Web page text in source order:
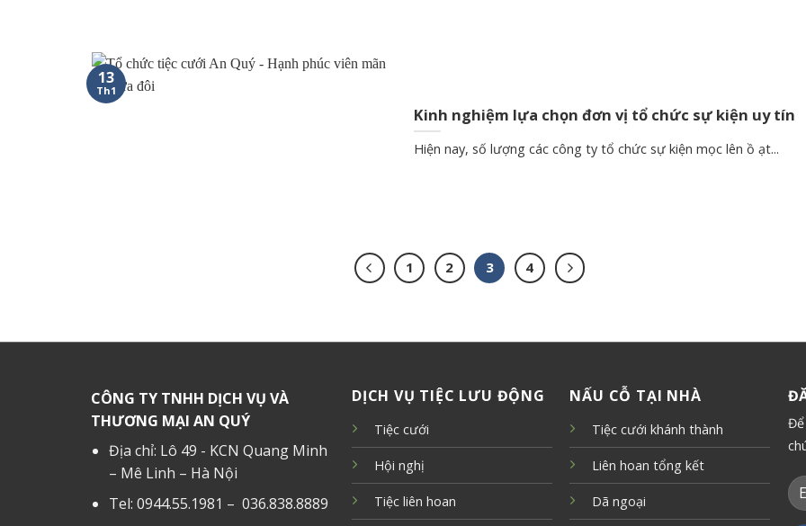
Kinh nghiệm lựa chọn đơn vị tổ chức sự kiện uy tín
Hiện nay, số lượng các công ty tổ chức sự kiện mọc lên ồ ạt...
13
Th1
1 2 3 4
CÔNG TY TNHH DỊCH VỤ VÀ
THƯƠNG MẠI AN QUÝ
Địa chỉ: Lô 49 - KCN Quang Minh
– Mê Linh – Hà Nội
Tel: 0944.55.1981 – 036.838.8889
DỊCH VỤ TIỆC LƯU ĐỘNG
Tiệc cưới
Hội nghị
Tiệc liên hoan
NẤU CỖ TẠI NHÀ
Tiệc cưới khánh thành
Liên hoan tổng kết
Dã ngoại